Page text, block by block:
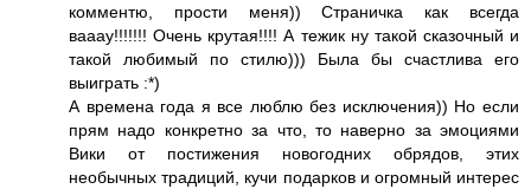
комментю, прости меня)) Страничка как всегда
вааау!!!!!!! Очень крутая!!!! А тежик ну такой сказочный и
такой любимый по стилю))) Была бы счастлива его
выиграть :*)
А времена года я все люблю без исключения)) Но если
прям надо конкретно за что, то наверно за эмоциями
Вики от постижения новогодних обрядов, этих
необычных традиций, кучи подарков и огромный интерес